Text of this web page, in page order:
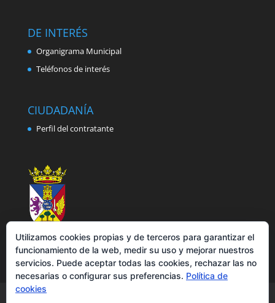
DE INTERÉS
Organigrama Municipal
Teléfonos de interés
CIUDADANÍA
Perfil del contratante
Utilizamos cookies propias y de terceros para garantizar el
funcionamiento de la web, medir su uso y mejorar nuestros
servicios. Puede aceptar todas las cookies, rechazar las no
necesarias o configurar sus preferencias. Política de
cookies